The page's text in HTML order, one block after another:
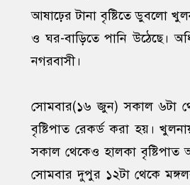
আষাঢ়ের টানা বৃষ্টিতে ডুবলো
ও ঘর-বাড়িতে পানি উঠেছে।
নগরবাসী।
সোমবার(১৬ জুন) সকাল ৬টা
বৃষ্টিপাত রেকর্ড করা হয়।
সকাল থেকেও হালকা
সোমবার দুপুর ১২টা থেকে